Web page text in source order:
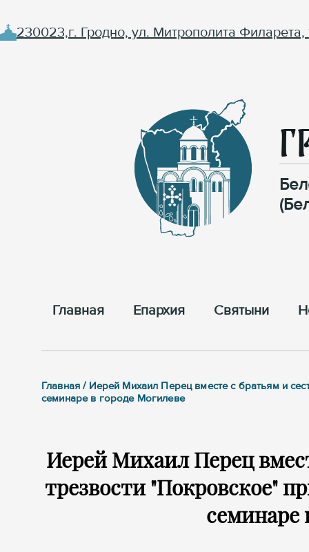
230023,г. Гродно, ул. Митрополита Филарета,
Главная Епархия Cвятыни
Главная / Иерей Михаил Перец вместе с братьям и
семинаре в городе Могилеве
Иерей Михаил Перец
трезвости "Покровское"
семинаре